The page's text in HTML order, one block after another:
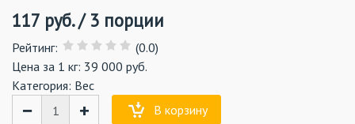
117 руб./ 3 порции
Рейтинг:
(0.0)
Цена за 1 кг: 39 000 руб.
Категория: Вес
− + В корзину